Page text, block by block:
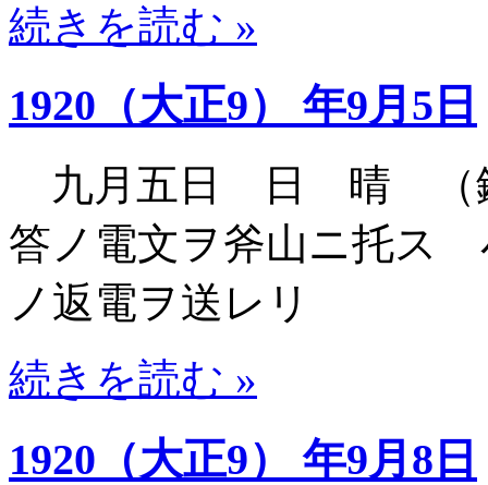
続きを読む »
1920（大正9） 年9月5日
九月五日 日 晴 （
答ノ電文ヲ斧山ニ托ス
ノ返電ヲ送レリ
続きを読む »
1920（大正9） 年9月8日